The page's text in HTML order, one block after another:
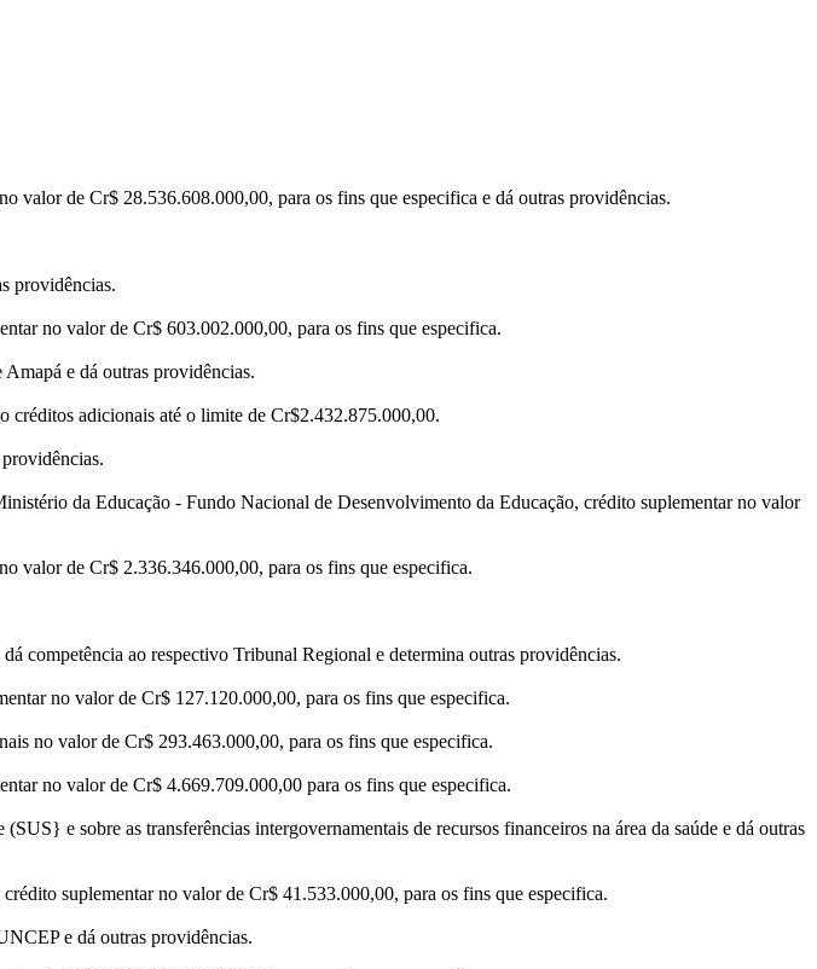
de Cr$ 28.536.608.000,00, para os fins que especifica e dá outras providências.
providências.
no valor de Cr$ 603.002.000,00, para os fins que especifica.
e dá outras providências.
adicionais até o limite de Cr$2.432.875.000,00.
da Educação - Fundo Nacional de Desenvolvimento da Educação, crédito suplementar no valor
valor de Cr$ 2.336.346.000,00, para os fins que especifica.
competência ao respectivo Tribunal Regional e determina outras providências.
no valor de Cr$ 127.120.000,00, para os fins que especifica.
no valor de Cr$ 293.463.000,00, para os fins que especifica.
no valor de Cr$ 4.669.709.000,00 para os fins que especifica.
e sobre as transferências intergovernamentais de recursos financeiros na área da saúde e dá outras
suplementar no valor de Cr$ 41.533.000,00, para os fins que especifica.
e dá outras providências.